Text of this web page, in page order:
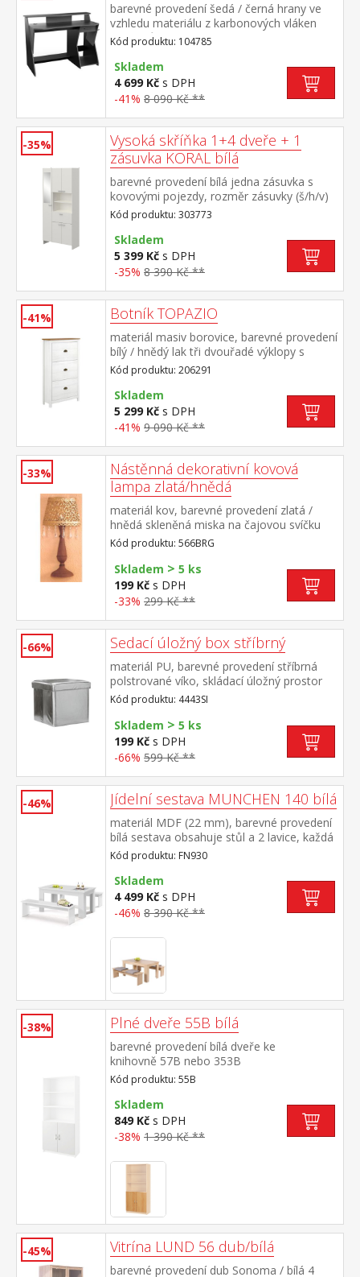
barevné provedení šedá / černá hrany ve
vzhledu materiálu z karbonových vláken
herní stůl: horní police na 2 velké
monitory 1 zásuvka s kovovými pojezdy na
příslušenství háček na sluchátka, dvě
průchodky na kabely opěrka na nohy, velký
prostor pro PC case maximální nosnosti
Kód produktu: 104785
Skladem
4 699 Kč s DPH
-41% 8 090 Kč **
-35%
Vysoká skříňka 1+4 dveře + 1
zásuvka KORAL bílá
barevné provedení bílá jedna zásuvka s
kovovými pojezdy, rozměr zásuvky (š/h/v)
48 × 24 × 15 cm jedna otevřená police,
rozměr police (š/h) 51 × 28 cm dvě skříňky,
každá s jednou policí, rozměr police (š/h) 51
× 28 cm jedna úzká skříňka se zrcadlem,
čtyři police, rozměr police (š/h) 26 × 28
rozměr zrcadla (š/v) 20 × 73 cm součást
sestavy KORAL
Kód produktu: 303773
Skladem
5 399 Kč s DPH
-35% 8 390 Kč **
-41% Botník TOPAZIO
materiál masiv borovice, barevné provedení
bílý / hnědý lak tři dvouřadé výklopy s
kovovými úchytkami
Kód produktu: 206291
Skladem
5 299 Kč s DPH
-41% 9 090 Kč **
-33%
Nástěnná dekorativní kovová
lampa zlatá/hnědá
materiál kov, barevné provedení zlatá /
hnědá skleněná miska na čajovou svíčku
doporučujeme použití elektrické LED čajové
svíčky svíčka není součástí dodávky
Kód produktu: 566BRG
Skladem > 5 ks
199 Kč s DPH
-33% 299 Kč **
-66% Sedací úložný box stříbrný
materiál PU, barevné provedení stříbrná
polstrované víko, skládací úložný prostor
(š/h/v) cca 36 × 36 × 34 cm
Kód produktu: 4443SI
Skladem > 5 ks
199 Kč s DPH
-66% 599 Kč **
-46% Jídelní sestava MUNCHEN 140 bílá
materiál MDF (22 mm), barevné provedení
bílá sestava obsahuje stůl a 2 lavice, každá
lavice je určená pro 2 osoby doporučená
nosnost jedné lavice je do 180 kg rozměr
stolu (š/h/v) 140 × 80 × 75 cm, rozměr
lavice (š/h/v) 140 × 37 × 45 cm cena je bez
dekorací
Kód produktu: FN930
Skladem
4 499 Kč s DPH
-46% 8 390 Kč **
-38% Plné dveře 55B bílá
barevné provedení bílá dveře ke
knihovně 57B nebo 353B
Kód produktu: 55B
Skladem
849 Kč s DPH
-38% 1 390 Kč **
-45% Vitrína LUND 56 dub/bílá
barevné provedení dub Sonoma / bílá 4